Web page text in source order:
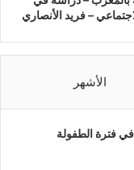
– فريد الأنصاري
الأشهر
فترة الطفولة